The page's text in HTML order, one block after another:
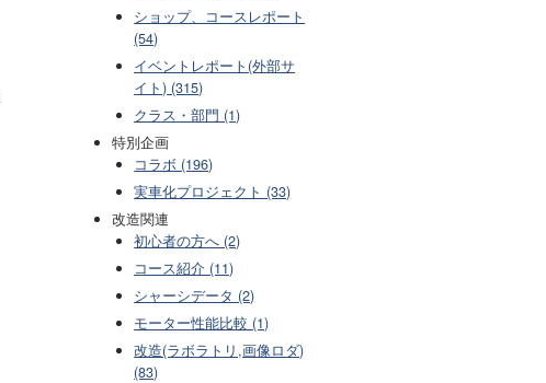
ショップ、コースレポート
(54)
イベントレポート(外部サ
イト) (315)
クラス・部門 (1)
特別企画
コラボ (196)
実車化プロジェクト (33)
改造関連
初心者の方へ (2)
コース紹介 (11)
シャーシデータ (2)
モーター性能比較 (1)
改造(ラボラトリ,画像ロダ)
(83)